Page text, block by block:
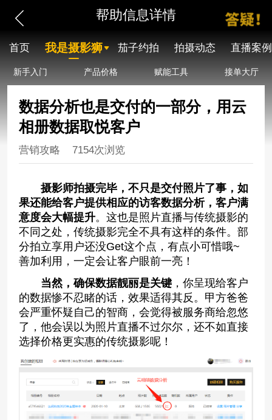
帮助信息详情
首页 我是摄影狮 茄子约拍 拍摄动态 直播案例
新手入门 产品价格 赋能工具 接单大厅
数据分析也是交付的一部分，用云
相册数据取悦客户
营销攻略 7154次浏览
摄影师拍摄完毕，不只是交付照片了事，如
果还能给客户提供相应的访客数据分析，客户满
意度会大幅提升。这也是照片直播与传统摄影的
不同之处，传统摄影完全不具有这样的条件。部
分拍立享用户还没Get这个点，有点小可惜哦~
善加利用，一定会让客户眼前一亮！
当然，确保数据靓丽是关键，你呈现给客户
的数据惨不忍睹的话，效果适得其反。甲方爸爸
会严重怀疑自己的智商，会觉得被服务商给忽悠
了，他会误以为照片直播不过尔尔，还不如直接
选择价格更实惠的传统摄影呢！